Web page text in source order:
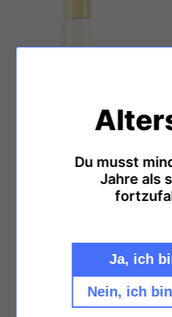
AUSVERKAUFT
Enderle & Moll "Müller"
Du musst
Jahre als
Ja, ich
Nein, ich